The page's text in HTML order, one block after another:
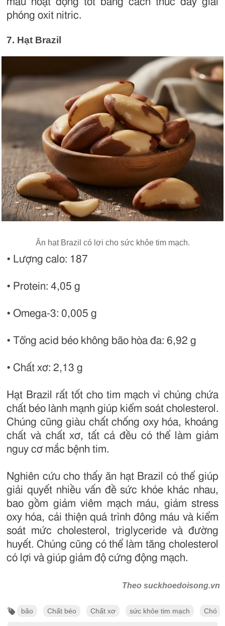
phóng oxit nitric.
7. Hạt Brazil
Ăn hạt Brazil có lợi cho sức khỏe tim mạch.
• Lượng calo: 187
• Protein: 4,05 g
• Omega-3: 0,005 g
• Tổng acid béo không bão hòa đa: 6,92 g
• Chất xơ: 2,13 g
Hạt Brazil rất tốt cho tim mạch vì chúng chứa
chất béo lành mạnh giúp kiểm soát cholesterol.
Chúng cũng giàu chất chống oxy hóa, khoáng
chất và chất xơ, tất cả đều có thể làm giảm
nguy cơ mắc bệnh tim.
Nghiên cứu cho thấy ăn hạt Brazil có thể giúp
giải quyết nhiều vấn đề sức khỏe khác nhau,
bao gồm giảm viêm mạch máu, giảm stress
oxy hóa, cải thiện quá trình đông máu và kiểm
soát mức cholesterol, triglyceride và đường
huyết. Chúng cũng có thể làm tăng cholesterol
có lợi và giúp giảm độ cứng động mạch.
Theo suckhoedoisong.vn
bão Chất béo Chất xơ sức khỏe tim mạch Chó